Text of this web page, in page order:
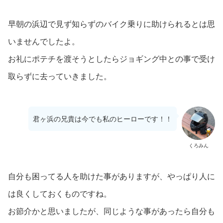
早朝の浜辺で見ず知らずのバイク乗りに助けられるとは思
いませんでしたよ。
お礼にポテチを渡そうとしたらジョギング中との事で受け
取らずに去っていきました。
くろみん
君ヶ浜の兄貴は今でも私のヒーローです！！
自分も困ってる人を助けた事がありますが、やっぱり人に
は良くしておくものですね。
お節介かと思いましたが、同じような事があったら自分も